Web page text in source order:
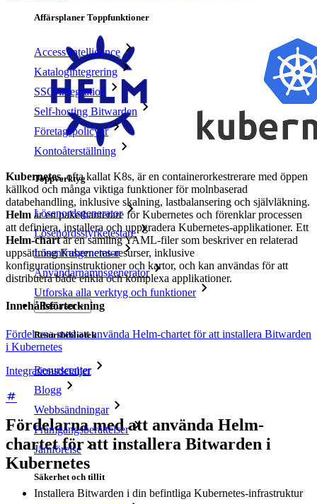
Affärsplaner Toppfunktioner
Access Intelligence
Katalogintegrering
SSO-integration
Self-hosting Bitwarden
Företagspolicyer
Kontoåterställning
Toppverktyg
Lösenordsgenerator
Lösenordsstyrketestare
Lösenfrasgenerator
Användarnamnsgenerator
Utforska alla verktyg och funktioner
Resurser
Resursbibliotek
Resurscenter
Blogg
Webbsändningar
Framgångsberättelser
Jämförelse
Säkerhet och tillit
Kubernetes, ofta kallat K8s, är en containerorkestrerare med öppen
källkod och många viktiga funktioner för molnbaserad
databehandling, inklusive skalning, lastbalansering och självläkning.
Helm är en pakethanterare för Kubernetes och förenklar processen
att definiera, installera och uppgradera Kubernetes-applikationer. Ett
Helm-chartär en samling YAML-filer som beskriver en relaterad
uppsättning Kubernetes-resurser, inklusive
konfigurationsinstruktioner och kartor, och kan användas för att
distribuera både enkla och komplexa applikationer.
Innehållsförteckning
Fördelarna med att använda Helm-chartet för att installera Bitwarden
i Kubernetes
Integrationsdetaljer
Fördelarna med att använda Helm-
chartet för att installera Bitwarden i
Kubernetes
Installera Bitwarden i din befintliga Kubernetes-infrastruktur